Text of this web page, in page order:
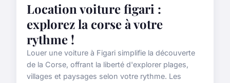
Location voiture figari :
explorez la corse à votre
rythme !
Louer une voiture à Figari simplifie la découverte
de la Corse, offrant la liberté d'explorer plages,
villages et paysages selon votre rythme. Les